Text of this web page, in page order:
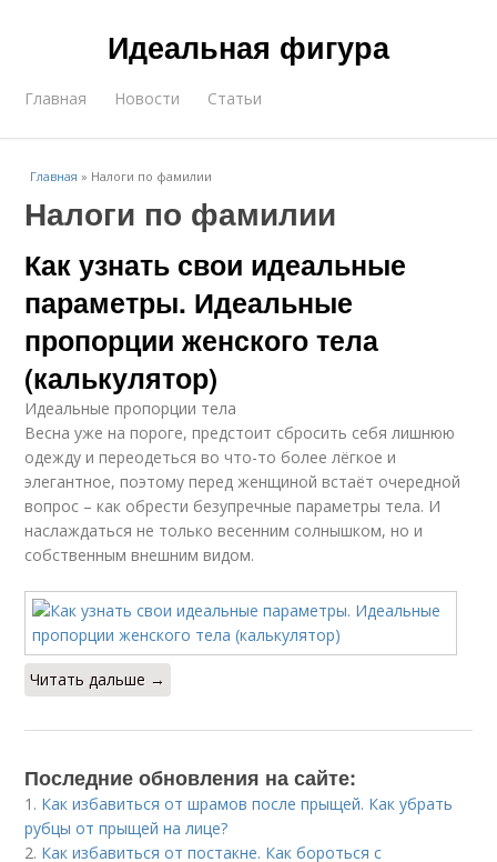
Идеальная фигура
Главная Новости Статьи
Главная » Налоги по фамилии
Налоги по фамилии
Как узнать свои идеальные
параметры. Идеальные
пропорции женского тела
(калькулятор)
Идеальные пропорции тела
Весна уже на пороге, предстоит сбросить себя лишнюю
одежду и переодеться во что-то более лёгкое и
элегантное, поэтому перед женщиной встаёт очередной
вопрос – как обрести безупречные параметры тела. И
наслаждаться не только весенним солнышком, но и
собственным внешним видом.
Читать дальше →
Последние обновления на сайте:
1. Как избавиться от шрамов после прыщей. Как убрать
рубцы от прыщей на лице?
2. Как избавиться от постакне. Как бороться с